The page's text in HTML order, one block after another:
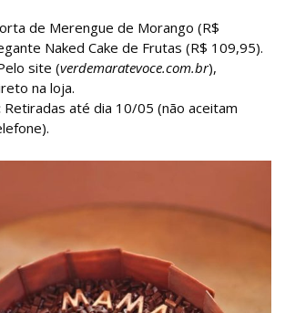
de Merengue de Morango (R$
Naked Cake de Frutas (R$ 109,95).
site (verdemaratevoce.com.br),
na loja.
Retiradas até dia 10/05 (não aceitam